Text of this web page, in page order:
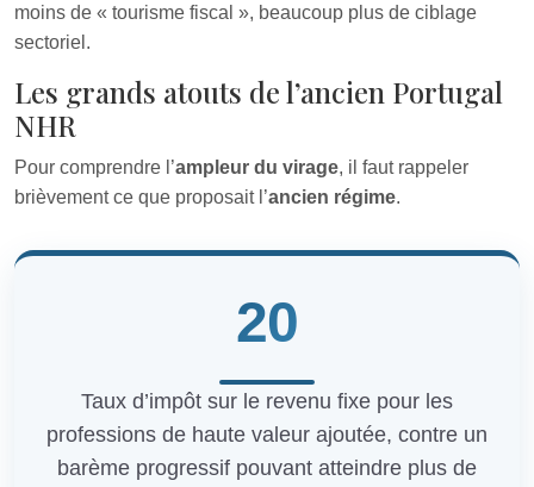
moins de « tourisme fiscal », beaucoup plus de ciblage
sectoriel.
Les grands atouts de l’ancien Portugal
NHR
Pour comprendre l’ampleur du virage, il faut rappeler
brièvement ce que proposait l’ancien régime.
20
Taux d’impôt sur le revenu fixe pour les
professions de haute valeur ajoutée, contre un
barème progressif pouvant atteindre plus de